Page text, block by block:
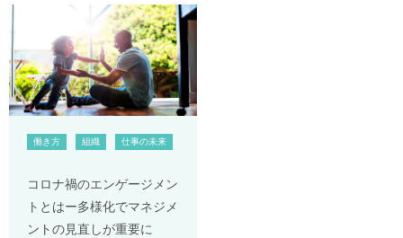
働き方 組織 仕事の未来
コロナ禍のエンゲージメン
トとはー多様化でマネジメ
ントの見直しが重要に